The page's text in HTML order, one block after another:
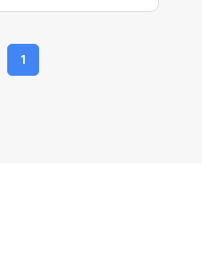
accaparrarsi il posto al
1